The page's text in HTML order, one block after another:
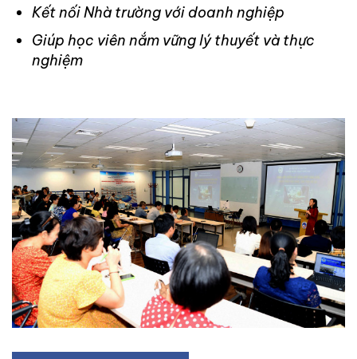
Kết nối Nhà trường với doanh nghiệp
Giúp học viên nắm vững lý thuyết và thực
nghiệm